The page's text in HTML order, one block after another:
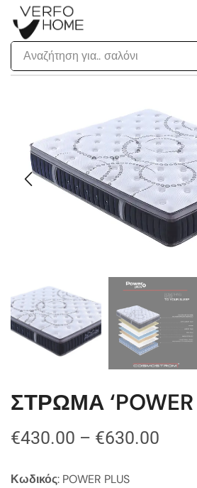
Αναζήτηση για.. σαλόνι
ΣΤΡΩΜΑ ‘POWER
€430.00 – €630.00
Κωδικός: POWER PLUS